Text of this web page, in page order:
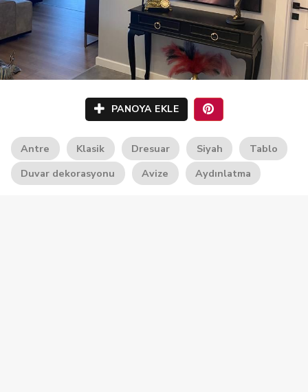
PANOYA EKLE
Antre Klasik Dresuar Siyah
Tablo
Duvar dekorasyonu
Avize Aydınlatma